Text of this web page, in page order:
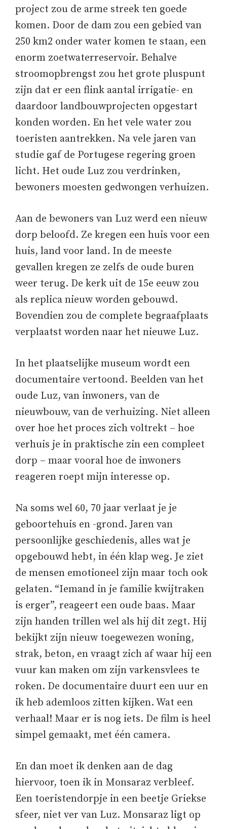
project zou de arme streek ten goede
komen. Door de dam zou een gebied van
250 km2 onder water komen te staan, een
enorm zoetwaterreservoir. Behalve
stroomopbrengst zou het grote pluspunt
zijn dat er een flink aantal irrigatie- en
daardoor landbouwprojecten opgestart
konden worden. En het vele water zou
toeristen aantrekken. Na vele jaren van
studie gaf de Portugese regering groen
licht. Het oude Luz zou verdrinken,
bewoners moesten gedwongen verhuizen.
Aan de bewoners van Luz werd een nieuw
dorp beloofd. Ze kregen een huis voor een
huis, land voor land. In de meeste
gevallen kregen ze zelfs de oude buren
weer terug. De kerk uit de 15e eeuw zou
als replica nieuw worden gebouwd.
Bovendien zou de complete begraafplaats
verplaatst worden naar het nieuwe Luz.
In het plaatselijke museum wordt een
documentaire vertoond. Beelden van het
oude Luz, van inwoners, van de
nieuwbouw, van de verhuizing. Niet alleen
over hoe het proces zich voltrekt – hoe
verhuis je in praktische zin een compleet
dorp – maar vooral hoe de inwoners
reageren roept mijn interesse op.
Na soms wel 60, 70 jaar verlaat je je
geboortehuis en -grond. Jaren van
persoonlijke geschiedenis, alles wat je
opgebouwd hebt, in één klap weg. Je ziet
de mensen emotioneel zijn maar toch ook
gelaten. “Iemand in je familie kwijtraken
is erger”, reageert een oude baas. Maar
zijn handen trillen wel als hij dit zegt. Hij
bekijkt zijn nieuw toegewezen woning,
strak, beton, en vraagt zich af waar hij een
vuur kan maken om zijn varkensvlees te
roken. De documentaire duurt een uur en
ik heb ademloos zitten kijken. Wat een
verhaal! Maar er is nog iets. De film is heel
simpel gemaakt, met één camera.
En dan moet ik denken aan de dag
hiervoor, toen ik in Monsaraz verbleef.
Een toeristendorpje in een beetje Griekse
sfeer, niet ver van Luz. Monsaraz ligt op